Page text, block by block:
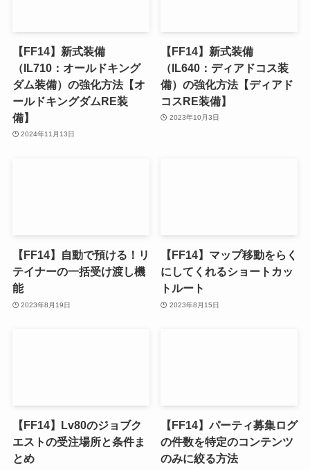
【FF14】新式装備
（IL710：オールドキング
ダム装備）の強化方法【オ
ールドキングダムRE装
備】
2024年11月13日
【FF14】新式装備
（IL640：ディアドコス装
備）の強化方法【ディアド
コスRE装備】
2023年10月3日
【FF14】自動で預ける！リ
テイナーの一括受け渡し機
能
2023年8月19日
【FF14】マップ移動をらく
にしてくれるショートカッ
トルート
2023年8月15日
【FF14】Lv80のジョブク
エストの受注場所と条件ま
とめ
【FF14】パーティ募集ログ
の件数を特定のコンテンツ
のみに絞る方法